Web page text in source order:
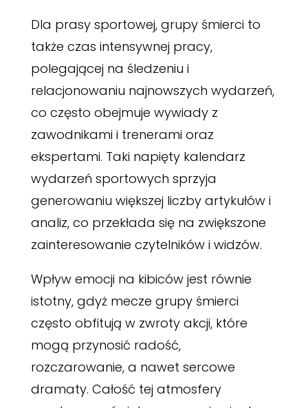
Dla prasy sportowej, grupy śmierci to
także czas intensywnej pracy,
polegającej na śledzeniu i
relacjonowaniu najnowszych wydarzeń,
co często obejmuje wywiady z
zawodnikami i trenerami oraz
ekspertami. Taki napięty kalendarz
wydarzeń sportowych sprzyja
generowaniu większej liczby artykułów i
analiz, co przekłada się na zwiększone
zainteresowanie czytelników i widzów.
Wpływ emocji na kibiców jest równie
istotny, gdyż mecze grupy śmierci
często obfitują w zwroty akcji, które
mogą przynosić radość,
rozczarowanie, a nawet sercowe
dramaty. Całość tej atmosfery